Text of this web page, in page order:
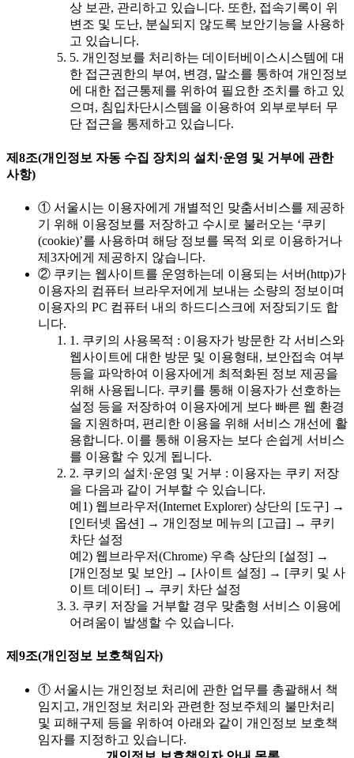
상 보관, 관리하고 있습니다. 또한, 접속기록이 위
변조 및 도난, 분실되지 않도록 보안기능을 사용하
고 있습니다.
5. 개인정보를 처리하는 데이터베이스시스템에 대
한 접근권한의 부여, 변경, 말소를 통하여 개인정보
에 대한 접근통제를 위하여 필요한 조치를 하고 있
으며, 침입차단시스템을 이용하여 외부로부터 무
단 접근을 통제하고 있습니다.
제8조(개인정보 자동 수집 장치의 설치·운영 및 거부에 관한
사항)
① 서울시는 이용자에게 개별적인 맞춤서비스를 제공하
기 위해 이용정보를 저장하고 수시로 불러오는 ‘쿠키
(cookie)’를 사용하며 해당 정보를 목적 외로 이용하거나
제3자에게 제공하지 않습니다.
② 쿠키는 웹사이트를 운영하는데 이용되는 서버(http)가
이용자의 컴퓨터 브라우저에게 보내는 소량의 정보이며
이용자의 PC 컴퓨터 내의 하드디스크에 저장되기도 합
니다.
1. 쿠키의 사용목적 : 이용자가 방문한 각 서비스와
웹사이트에 대한 방문 및 이용형태, 보안접속 여부
등을 파악하여 이용자에게 최적화된 정보 제공을
위해 사용됩니다. 쿠키를 통해 이용자가 선호하는
설정 등을 저장하여 이용자에게 보다 빠른 웹 환경
을 지원하며, 편리한 이용을 위해 서비스 개선에 활
용합니다. 이를 통해 이용자는 보다 손쉽게 서비스
를 이용할 수 있게 됩니다.
2. 쿠키의 설치·운영 및 거부 : 이용자는 쿠키 저장
을 다음과 같이 거부할 수 있습니다.
예1) 웹브라우저(Internet Explorer) 상단의 [도구] →
[인터넷 옵션] → 개인정보 메뉴의 [고급] → 쿠키
차단 설정
예2) 웹브라우저(Chrome) 우측 상단의 [설정] →
[개인정보 및 보안] → [사이트 설정] → [쿠키 및 사
이트 데이터] → 쿠키 차단 설정
3. 쿠키 저장을 거부할 경우 맞춤형 서비스 이용에
어려움이 발생할 수 있습니다.
제9조(개인정보 보호책임자)
① 서울시는 개인정보 처리에 관한 업무를 총괄해서 책
임지고, 개인정보 처리와 관련한 정보주체의 불만처리
및 피해구제 등을 위하여 아래와 같이 개인정보 보호책
임자를 지정하고 있습니다.